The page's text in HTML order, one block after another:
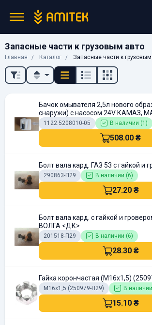
Запасные части к грузовым авто
Главная Каталог Запасные части к
Бачок омывателя 2,5л нового
снаружи) с насосом 24V КАМАЗ,
АЗ1122.5208010-05 В наличии (1)
508.00 ₴
Болт вала кард. ГАЗ 53 с гайкой и
290863-П29 В наличии (6)
27.20 ₴
Болт вала кард. с гайкой и
ВОЛГА <ДК>
201518-П29 В наличии (6)
28.30 ₴
Гайка корончастая (М16х1,5)
М16х1,5 (250979-П29) В
15.10 ₴